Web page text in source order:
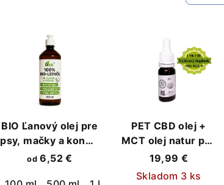
o
d
u
s
p
r
BIO Ľanový olej pre
psy, mačky a kone –
Podpora zdravej
od 6,52 €
PET CBD olej +
MCT olej natur psa
a mačku 5% 10ml
19,99 €
Skladom 3 ks